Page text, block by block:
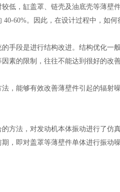
低，缸盖罩、链壳及油底壳等薄
40-60%。因此，在设计过程中，如
手段是进行结构改进。结构优化
素的限制，往往不能达到很好的改
，能够有效改善薄壁件引起的辐
方法，对发动机本体振动进行了
，即对盖罩等薄壁件单体进行振